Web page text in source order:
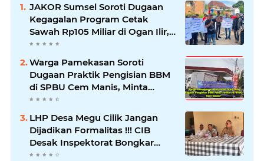
JAKOR Sumsel Soroti Dugaan
Kegagalan Program Cetak
Sawah Rp105 Miliar di Ogan Ilir,
Desak Kadis Pertanian Mundur
Warga Pamekasan Soroti
Dugaan Praktik Pengisian BBM
di SPBU Cem Manis, Minta
Klarifikasi dan Pengawasan
LHP Desa Megu Cilik Jangan
Dijadikan Formalitas !!! CIB
Desak Inspektorat Bongkar
Seluruh Fakta dan Hentikan